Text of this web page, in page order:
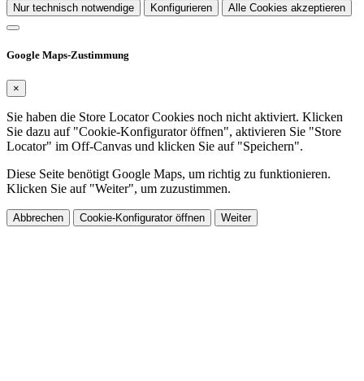
Nur technisch notwendige Konfigurieren Alle Cookies akzeptieren
Google Maps-Zustimmung
×
Sie haben die Store Locator Cookies noch nicht aktiviert. Klicken
Sie dazu auf "Cookie-Konfigurator öffnen", aktivieren Sie "Store
Locator" im Off-Canvas und klicken Sie auf "Speichern".
Diese Seite benötigt Google Maps, um richtig zu funktionieren.
Klicken Sie auf "Weiter", um zuzustimmen.
Abbrechen Cookie-Konfigurator öffnen Weiter